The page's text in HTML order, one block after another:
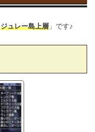
ジュレー島上層 」です♪